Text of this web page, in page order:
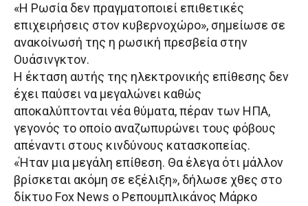
«Η Ρωσία δεν πραγματοποιεί επιθετικές
επιχειρήσεις στον κυβερνοχώρο», σημείωσε σε
ανακοίνωσή της η ρωσική πρεσβεία στην
Ουάσινγκτον.
Η έκταση αυτής της ηλεκτρονικής επίθεσης δεν
έχει παύσει να μεγαλώνει καθώς
αποκαλύπτονται νέα θύματα, πέραν των ΗΠΑ,
γεγονός το οποίο αναζωπυρώνει τους φόβους
απέναντι στους κινδύνους κατασκοπείας.
«Ήταν μια μεγάλη επίθεση. Θα έλεγα ότι μάλλον
βρίσκεται ακόμη σε εξέλιξη», δήλωσε χθες στο
δίκτυο Fox News ο Ρεπουμπλικάνος Μάρκο